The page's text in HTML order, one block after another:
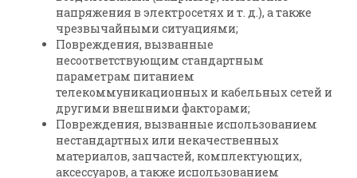
напряжения в электросетях и т. д.), а также
чрезвычайными ситуациями;
Повреждения, вызванные
несоответствующим стандартным
параметрам питанием
телекоммуникационных и кабельных сетей и
другими внешними факторами;
Повреждения, вызванные использованием
нестандартных или некачественных
материалов, запчастей, комплектующих,
аксессуаров, а также использованием